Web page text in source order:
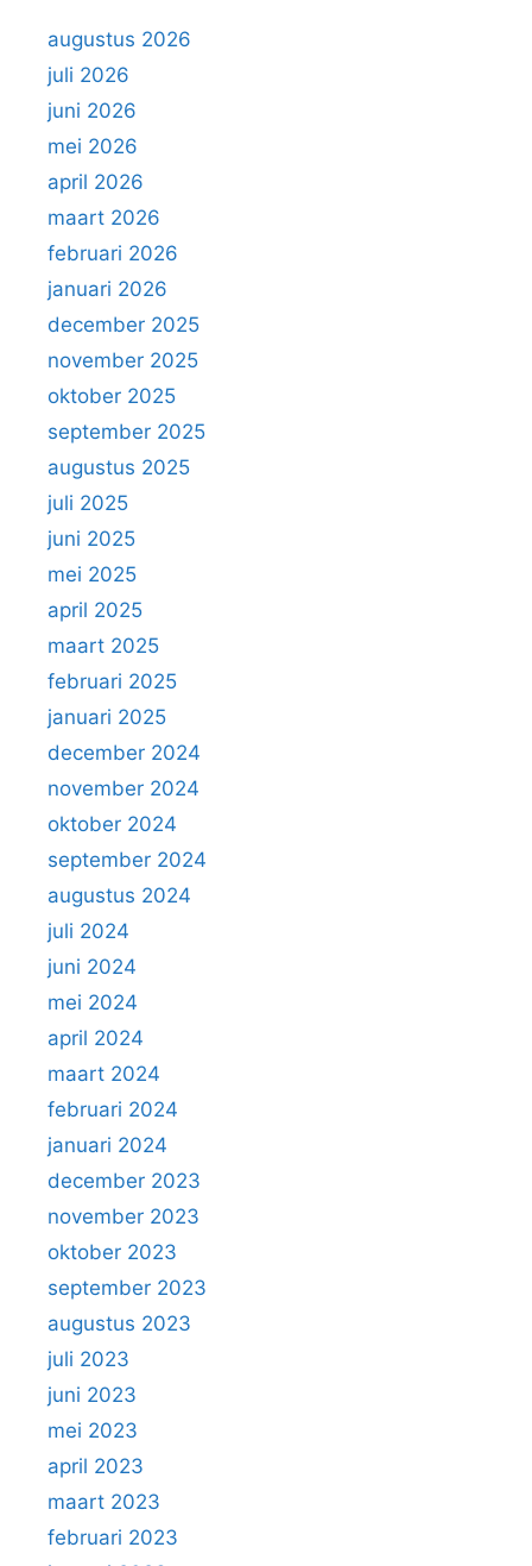
a
:
augustus 2026
juli 2026
juni 2026
mei 2026
april 2026
maart 2026
februari 2026
januari 2026
december 2025
november 2025
oktober 2025
september 2025
augustus 2025
juli 2025
juni 2025
mei 2025
april 2025
maart 2025
februari 2025
januari 2025
december 2024
november 2024
oktober 2024
september 2024
augustus 2024
juli 2024
juni 2024
mei 2024
april 2024
maart 2024
februari 2024
januari 2024
december 2023
november 2023
oktober 2023
september 2023
augustus 2023
juli 2023
juni 2023
mei 2023
april 2023
maart 2023
februari 2023